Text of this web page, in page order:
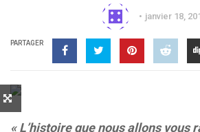
janvier 18,
PARTAGER
« L’histoire que nous allons vous